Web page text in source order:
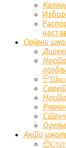
Органи
Акти